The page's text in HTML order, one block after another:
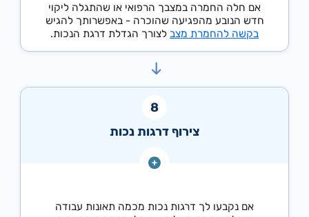
אם חלה החמרה במצבך הרפואי או שהתגלה ליקוי
חדש הנובע מהפגיעה שהוכרה - באפשרותך להגיש
בקשה להחמרת מצבלצורך הגדלת דרגת הנכות.
צירוף דרגות נכות
אם נקבעו לך דרגות נכות מכמה תאונות עבודה